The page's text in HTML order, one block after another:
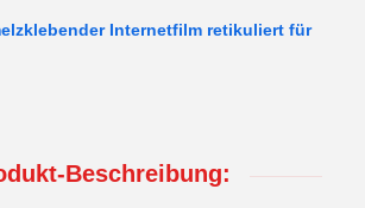
Internetfilm retikuliert für
Beschreibung: